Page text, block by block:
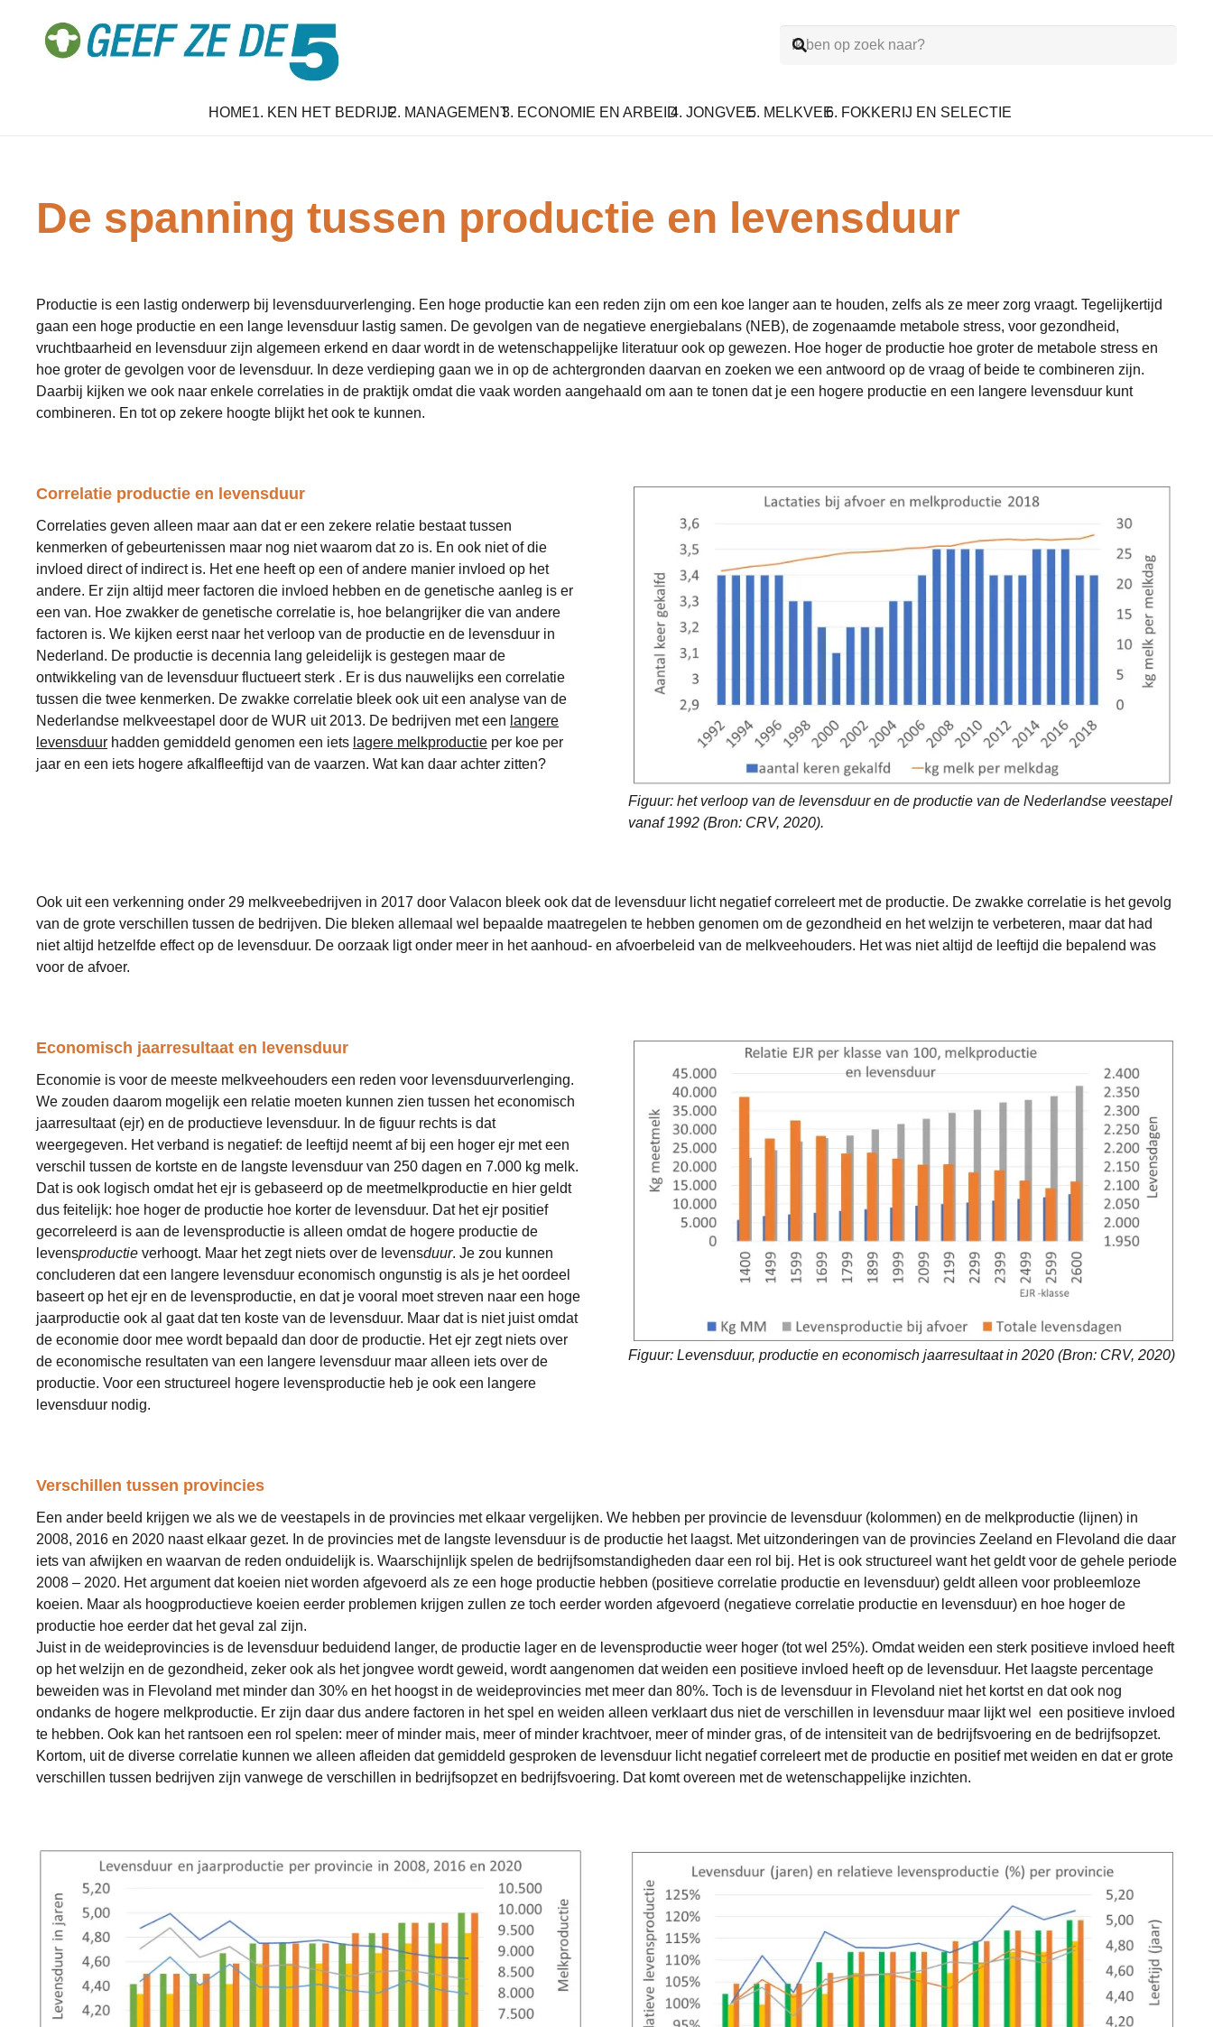
HOME1. KEN HET BEDRIJF2. MANAGEMENT3. ECONOMIE EN ARBEID4. JONGVEE5. MELKVEE6. FOKKERIJ EN SELECTIE
De spanning tussen productie en levensduur
Productie is een lastig onderwerp bij levensduurverlenging. Een hoge productie kan een reden zijn om een koe langer aan te houden, zelfs als ze meer zorg vraagt. Tegelijkertijd
gaan een hoge productie en een lange levensduur lastig samen. De gevolgen van de negatieve energiebalans (NEB), de zogenaamde metabole stress, voor gezondheid,
vruchtbaarheid en levensduur zijn algemeen erkend en daar wordt in de wetenschappelijke literatuur ook op gewezen. Hoe hoger de productie hoe groter de metabole stress en
hoe groter de gevolgen voor de levensduur. In deze verdieping gaan we in op de achtergronden daarvan en zoeken we een antwoord op de vraag of beide te combineren zijn.
Daarbij kijken we ook naar enkele correlaties in de praktijk omdat die vaak worden aangehaald om aan te tonen dat je een hogere productie en een langere levensduur kunt
combineren. En tot op zekere hoogte blijkt het ook te kunnen.
Correlatie productie en levensduur
Correlaties geven alleen maar aan dat er een zekere relatie bestaat tussen
kenmerken of gebeurtenissen maar nog niet waarom dat zo is. En ook niet of die
invloed direct of indirect is. Het ene heeft op een of andere manier invloed op het
andere. Er zijn altijd meer factoren die invloed hebben en de genetische aanleg is er
een van. Hoe zwakker de genetische correlatie is, hoe belangrijker die van andere
factoren is. We kijken eerst naar het verloop van de productie en de levensduur in
Nederland. De productie is decennia lang geleidelijk is gestegen maar de
ontwikkeling van de levensduur fluctueert sterk . Er is dus nauwelijks een correlatie
tussen die twee kenmerken. De zwakke correlatie bleek ook uit een analyse van de
Nederlandse melkveestapel door de WUR uit 2013. De bedrijven met een langere
levensduur hadden gemiddeld genomen een iets lagere melkproductie per koe per
jaar en een iets hogere afkalfleeftijd van de vaarzen. Wat kan daar achter zitten?
Figuur: het verloop van de levensduur en de productie van de Nederlandse veestapel
vanaf 1992 (Bron: CRV, 2020).
Ook uit een verkenning onder 29 melkveebedrijven in 2017 door Valacon bleek ook dat de levensduur licht negatief correleert met de productie. De zwakke correlatie is het gevolg
van de grote verschillen tussen de bedrijven. Die bleken allemaal wel bepaalde maatregelen te hebben genomen om de gezondheid en het welzijn te verbeteren, maar dat had
niet altijd hetzelfde effect op de levensduur. De oorzaak ligt onder meer in het aanhoud- en afvoerbeleid van de melkveehouders. Het was niet altijd de leeftijd die bepalend was
voor de afvoer.
Economisch jaarresultaat en levensduur
Economie is voor de meeste melkveehouders een reden voor levensduurverlenging.
We zouden daarom mogelijk een relatie moeten kunnen zien tussen het economisch
jaarresultaat (ejr) en de productieve levensduur. In de figuur rechts is dat
weergegeven. Het verband is negatief: de leeftijd neemt af bij een hoger ejr met een
verschil tussen de kortste en de langste levensduur van 250 dagen en 7.000 kg melk.
Dat is ook logisch omdat het ejr is gebaseerd op de meetmelkproductie en hier geldt
dus feitelijk: hoe hoger de productie hoe korter de levensduur. Dat het ejr positief
gecorreleerd is aan de levensproductie is alleen omdat de hogere productie de
levensproductie verhoogt. Maar het zegt niets over de levensduur. Je zou kunnen
concluderen dat een langere levensduur economisch ongunstig is als je het oordeel
baseert op het ejr en de levensproductie, en dat je vooral moet streven naar een hoge
jaarproductie ook al gaat dat ten koste van de levensduur. Maar dat is niet juist omdat
de economie door mee wordt bepaald dan door de productie. Het ejr zegt niets over
de economische resultaten van een langere levensduur maar alleen iets over de
productie. Voor een structureel hogere levensproductie heb je ook een langere
levensduur nodig.
Figuur: Levensduur, productie en economisch jaarresultaat in 2020 (Bron: CRV, 2020)
Verschillen tussen provincies
Een ander beeld krijgen we als we de veestapels in de provincies met elkaar vergelijken. We hebben per provincie de levensduur (kolommen) en de melkproductie (lijnen) in
2008, 2016 en 2020 naast elkaar gezet. In de provincies met de langste levensduur is de productie het laagst. Met uitzonderingen van de provincies Zeeland en Flevoland die daar
iets van afwijken en waarvan de reden onduidelijk is. Waarschijnlijk spelen de bedrijfsomstandigheden daar een rol bij. Het is ook structureel want het geldt voor de gehele periode
2008 – 2020. Het argument dat koeien niet worden afgevoerd als ze een hoge productie hebben (positieve correlatie productie en levensduur) geldt alleen voor probleemloze
koeien. Maar als hoogproductieve koeien eerder problemen krijgen zullen ze toch eerder worden afgevoerd (negatieve correlatie productie en levensduur) en hoe hoger de
productie hoe eerder dat het geval zal zijn.
Juist in de weideprovincies is de levensduur beduidend langer, de productie lager en de levensproductie weer hoger (tot wel 25%). Omdat weiden een sterk positieve invloed heeft
op het welzijn en de gezondheid, zeker ook als het jongvee wordt geweid, wordt aangenomen dat weiden een positieve invloed heeft op de levensduur. Het laagste percentage
beweiden was in Flevoland met minder dan 30% en het hoogst in de weideprovincies met meer dan 80%. Toch is de levensduur in Flevoland niet het kortst en dat ook nog
ondanks de hogere melkproductie. Er zijn daar dus andere factoren in het spel en weiden alleen verklaart dus niet de verschillen in levensduur maar lijkt wel een positieve invloed
te hebben. Ook kan het rantsoen een rol spelen: meer of minder mais, meer of minder krachtvoer, meer of minder gras, of de intensiteit van de bedrijfsvoering en de bedrijfsopzet.
Kortom, uit de diverse correlatie kunnen we alleen afleiden dat gemiddeld gesproken de levensduur licht negatief correleert met de productie en positief met weiden en dat er grote
verschillen tussen bedrijven zijn vanwege de verschillen in bedrijfsopzet en bedrijfsvoering. Dat komt overeen met de wetenschappelijke inzichten.